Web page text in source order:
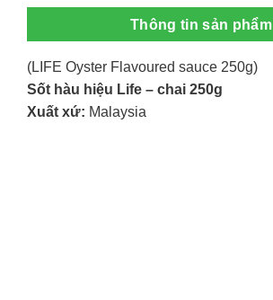
Thông tin sản phẩm
(LIFE Oyster Flavoured sauce 250g)
Sốt hàu hiệu Life – chai 250g
Xuất xứ: Malaysia